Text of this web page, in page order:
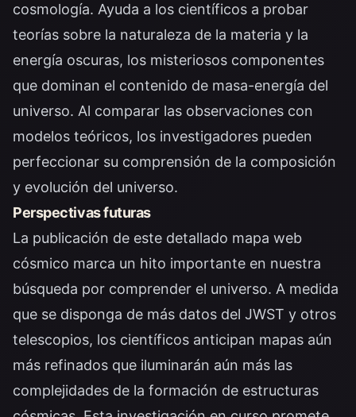
cosmología. Ayuda a los científicos a probar
teorías sobre la naturaleza de la materia y la
energía oscuras, los misteriosos componentes
que dominan el contenido de masa-energía del
universo. Al comparar las observaciones con
modelos teóricos, los investigadores pueden
perfeccionar su comprensión de la composición
y evolución del universo.
Perspectivas futuras
La publicación de este detallado mapa web
cósmico marca un hito importante en nuestra
búsqueda por comprender el universo. A medida
que se disponga de más datos del JWST y otros
telescopios, los científicos anticipan mapas aún
más refinados que iluminarán aún más las
complejidades de la formación de estructuras